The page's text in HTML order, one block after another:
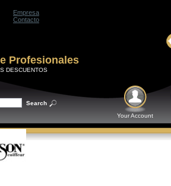
Empresa
Contacto
Profesionales
DESCUENTOS
Your Account